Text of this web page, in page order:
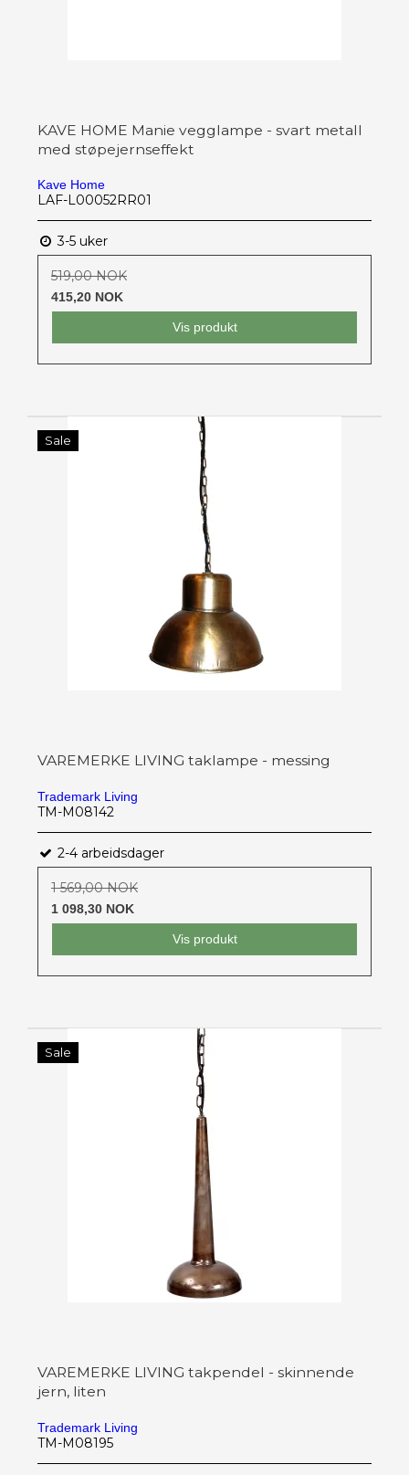
KAVE HOME Manie vegglampe - svart metall
med støpejernseffekt
Kave Home
LAF-L00052RR01
3-5 uker
519,00 NOK
415,20 NOK
Vis produkt
Sale
VAREMERKE LIVING taklampe - messing
Trademark Living
TM-M08142
2-4 arbeidsdager
1 569,00 NOK
1 098,30 NOK
Vis produkt
Sale
VAREMERKE LIVING takpendel - skinnende
jern, liten
Trademark Living
TM-M08195